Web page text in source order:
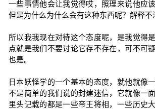
一些事情他会让我觉得哎，照理来说他应
但是为什么为什么会有这种东西呢？解释不
所以我我现在对待这个态度呢，是我觉得
点就是我们不要讨论它存不存在，可不可
也是。
日本妖怪学的一个基本的态度，就他就像
不是简单的我们说的封建迷信，它就像一
里头记载的都是一些帝王将相，一些历史